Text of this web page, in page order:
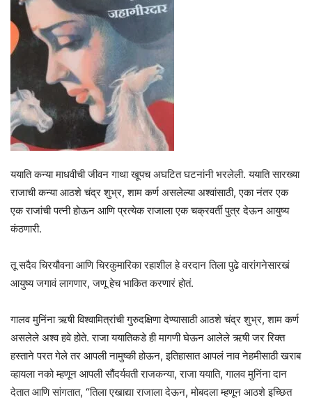
ययाति कन्या माधवीची जीवन गाथा खूपच अघटित घटनांनी भरलेली. ययाति सारख्या
राजाची कन्या आठशे चंद्र शुभ्र, शाम कर्ण असलेल्या अश्वांसाठी, एका नंतर एक
एक राजांची पत्नी होऊन आणि प्रत्येक राजाला एक चक्रवर्ती पुत्र देऊन आयुष्य
कंठणारी.
तू सदैव चिरयौवना आणि चिरकुमारिका रहाशील हे वरदान तिला पुढे वारांगनेसारखं
आयुष्य जगावं लागणार, जणू हेच भाकित करणारं होतं.
गालव मुनिंना ऋषी विश्वामित्रांची गुरुदक्षिणा देण्यासाठी आठशे चंद्र शुभ्र, शाम कर्ण
असलेले अश्व हवे होते. राजा ययातिकडे ही मागणी घेऊन आलेले ऋषी जर रिक्त
हस्ताने परत गेले तर आपली नामुष्की होऊन, इतिहासात आपलं नाव नेहमीसाठी खराब
व्हायला नको म्हणून आपली सौंदर्यवती राजकन्या, राजा ययाति, गालव मुनिंना दान
देतात आणि सांगतात, “तिला एखाद्या राजाला देऊन, मोबदला म्हणून आठशे इच्छित